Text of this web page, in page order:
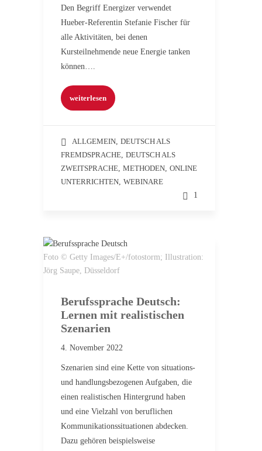
Den Begriff Energizer verwendet
Hueber-Referentin Stefanie Fischer für
alle Aktivitäten, bei denen
Kursteilnehmende neue Energie tanken
können….
weiterlesen
ALLGEMEIN, DEUTSCH ALS
FREMDSPRACHE, DEUTSCH ALS
ZWEITSPRACHE, METHODEN, ONLINE
UNTERRICHTEN, WEBINARE
1
Foto © Getty Images/E+/fotostorm; Illustration:
Jörg Saupe, Düsseldorf
Berufssprache Deutsch:
Lernen mit realistischen
Szenarien
4. November 2022
Szenarien sind eine Kette von situations-
und handlungsbezogenen Aufgaben, die
einen realistischen Hintergrund haben
und eine Vielzahl von beruflichen
Kommunikationssituationen abdecken.
Dazu gehören beispielsweise